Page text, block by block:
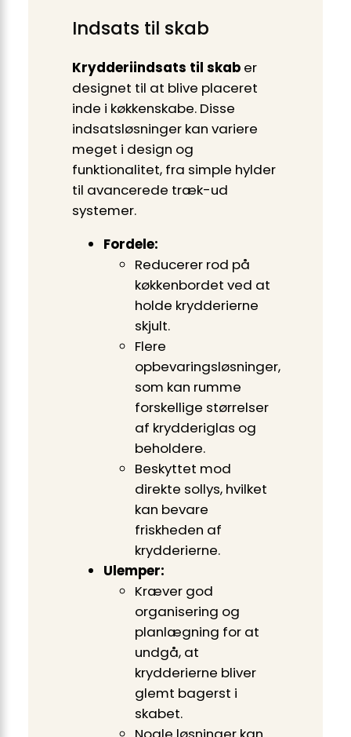
Indsats til skab
Krydderiindsats til skaber
designet til at blive placeret
inde i køkkenskabe. Disse
indsatsløsninger kan variere
meget i design og
funktionalitet, fra simple hylder
til avancerede træk-ud
systemer.
Fordele:
Reducerer rod på
køkkenbordet ved at
holde krydderierne
skjult.
Flere
opbevaringsløsninger,
som kan rumme
forskellige størrelser
af krydderiglas og
beholdere.
Beskyttet mod
direkte sollys, hvilket
kan bevare
friskheden af
krydderierne.
Ulemper:
Kræver god
organisering og
planlægning for at
undgå, at
krydderierne bliver
glemt bagerst i
skabet.